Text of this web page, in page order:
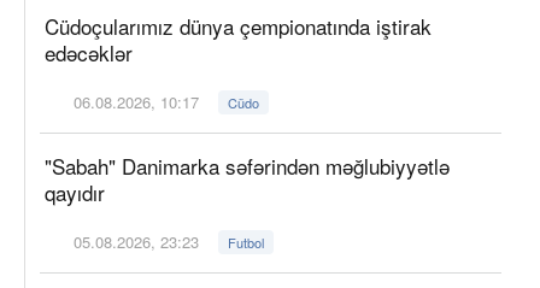
Cüdoçularımız dünya çempionatında iştirak
edəcəklər
06.08.2026, 10:17 Cüdo
"Sabah" Danimarka səfərindən məğlubiyyətlə
qayıdır
05.08.2026, 23:23 Futbol